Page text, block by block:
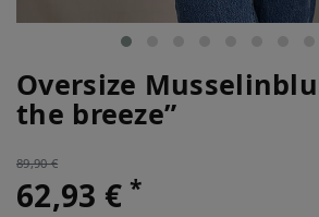
Oversize
the breeze”
89,90 €
62,93 €*